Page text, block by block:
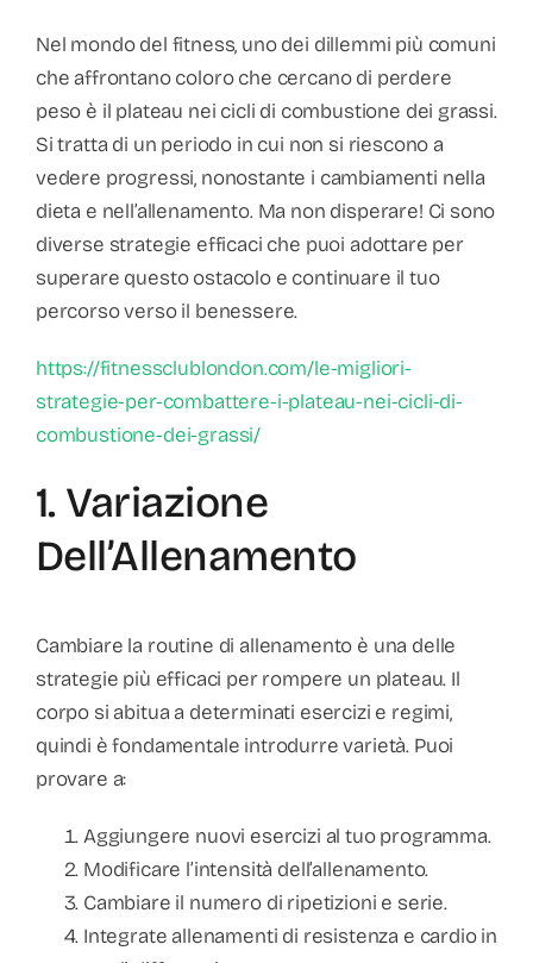
Nel mondo del fitness, uno dei dillemmi più comuni
che affrontano coloro che cercano di perdere
peso è il plateau nei cicli di combustione dei grassi.
Si tratta di un periodo in cui non si riescono a
vedere progressi, nonostante i cambiamenti nella
dieta e nell’allenamento. Ma non disperare! Ci sono
diverse strategie efficaci che puoi adottare per
superare questo ostacolo e continuare il tuo
percorso verso il benessere.
https://fitnessclublondon.com/le-migliori-
strategie-per-combattere-i-plateau-nei-cicli-di-
combustione-dei-grassi/
1. Variazione
Dell’Allenamento
Cambiare la routine di allenamento è una delle
strategie più efficaci per rompere un plateau. Il
corpo si abitua a determinati esercizi e regimi,
quindi è fondamentale introdurre varietà. Puoi
provare a:
Aggiungere nuovi esercizi al tuo programma.
Modificare l’intensità dell’allenamento.
Cambiare il numero di ripetizioni e serie.
Integrate allenamenti di resistenza e cardio in